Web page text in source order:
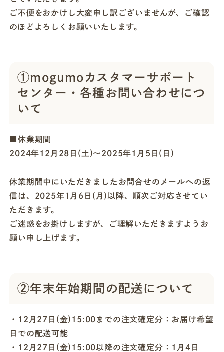
モグモマガジン
ご不便をおかけし大変申し訳ございませんが、ご確認
のほどよろしくお願いいたします。
①mogumoカスタマーサポート
センター・各種お問い合わせにつ
いて
■休業期間
2024年12月28日(土)〜2025年1月5日(日)
休業期間中にいただきましたお問合せのメールへの返
信は、2025年1月6日(月)以降、順次ご対応させてい
ただきます。
ご迷惑をお掛けしますが、ご理解いただきますようお
願い申し上げます。
②年末年始期間の配送について
・12月27日(金)15:00までの注文確定分：お届け希望
日での配送可能
・12月27日(金)15:00以降の注文確定分：1月4日